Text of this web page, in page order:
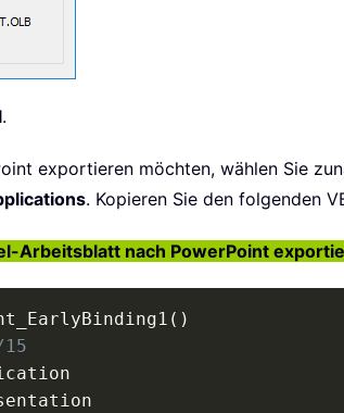
.
exportieren möchten, wählen Sie
. Kopieren Sie den folgenden
Arbeitsblatt nach PowerPoint
( )